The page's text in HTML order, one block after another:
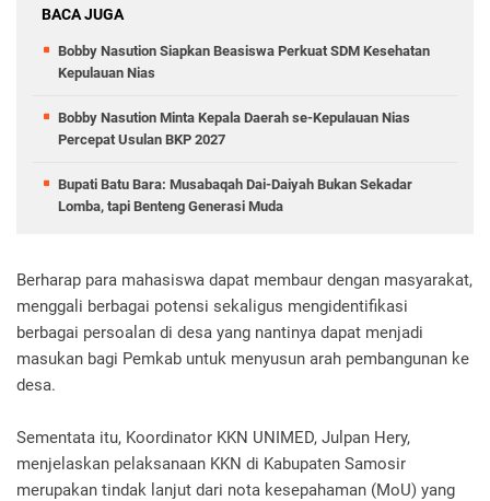
BACA JUGA
Bobby Nasution Siapkan Beasiswa Perkuat SDM Kesehatan
Kepulauan Nias
Bobby Nasution Minta Kepala Daerah se-Kepulauan Nias
Percepat Usulan BKP 2027
Bupati Batu Bara: Musabaqah Dai-Daiyah Bukan Sekadar
Lomba, tapi Benteng Generasi Muda
Berharap para mahasiswa dapat membaur dengan masyarakat,
menggali berbagai potensi sekaligus mengidentifikasi
berbagai persoalan di desa yang nantinya dapat menjadi
masukan bagi Pemkab untuk menyusun arah pembangunan ke
desa.
Sementata itu, Koordinator KKN UNIMED, Julpan Hery,
menjelaskan pelaksanaan KKN di Kabupaten Samosir
merupakan tindak lanjut dari nota kesepahaman (MoU) yang